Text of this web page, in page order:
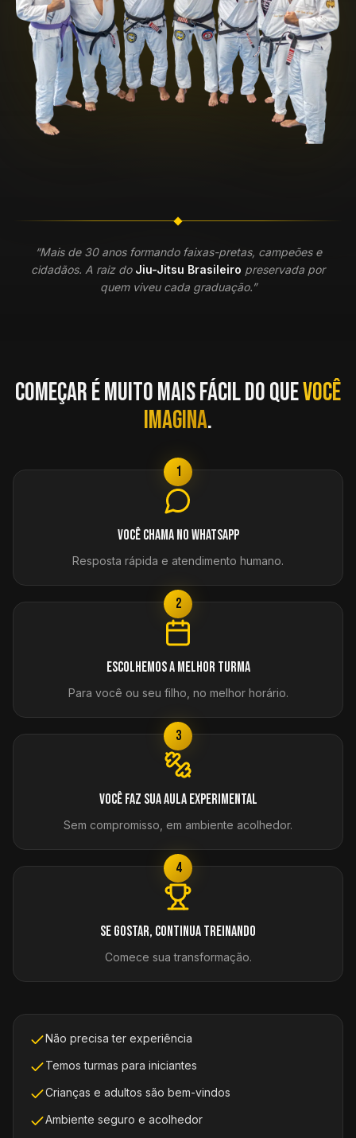
“Mais de 30 anos formando faixas-pretas, campeões e
cidadãos. A raiz do Jiu-Jitsu Brasileiro preservada por
quem viveu cada graduação.”
Começar é muito mais fácil do quevocê
imagina.
1
Você chama no WhatsApp
Resposta rápida e atendimento humano.
2
Escolhemos a melhor turma
Para você ou seu filho, no melhor horário.
3
Você faz sua aula experimental
Sem compromisso, em ambiente acolhedor.
4
Se gostar, continua treinando
Comece sua transformação.
Não precisa ter experiência
Temos turmas para iniciantes
Crianças e adultos são bem-vindos
Ambiente seguro e acolhedor